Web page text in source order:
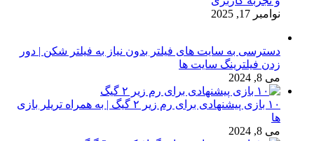
نوامبر 17, 2025
دسترسی به سایت های فیلتر بدون نیاز به فیلتر شکن | دور
زدن فیلترینگ سایت ها
می 8, 2024
۱۰ بازی پیشنهادی برای رم زیر ۲ گیگ | به همراه تریلر بازی
ها
می 8, 2024